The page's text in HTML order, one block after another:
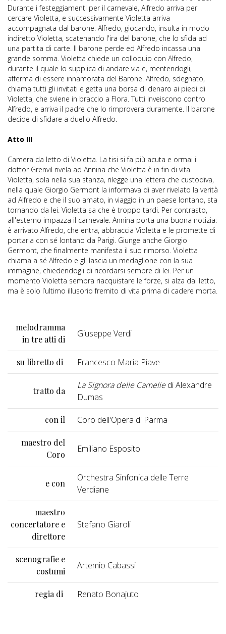
Durante i festeggiamenti per il carnevale, Alfredo arriva per
cercare Violetta, e successivamente Violetta arriva
accompagnata dal barone. Alfredo, giocando, insulta in modo
indiretto Violetta, scatenando l'ira del barone, che lo sfida ad
una partita di carte. Il barone perde ed Alfredo incassa una
grande somma. Violetta chiede un colloquio con Alfredo,
durante il quale lo supplica di andare via e, mentendogli,
afferma di essere innamorata del Barone. Alfredo, sdegnato,
chiama tutti gli invitati e getta una borsa di denaro ai piedi di
Violetta, che sviene in braccio a Flora. Tutti inveiscono contro
Alfredo, e arriva il padre che lo rimprovera duramente. Il barone
decide di sfidare a duello Alfredo.
Atto III
Camera da letto di Violetta. La tisi si fa più acuta e ormai il
dottor Grenvil rivela ad Annina che Violetta è in fin di vita.
Violetta, sola nella sua stanza, rilegge una lettera che custodiva,
nella quale Giorgio Germont la informava di aver rivelato la verità
ad Alfredo e che il suo amato, in viaggio in un paese lontano, sta
tornando da lei. Violetta sa che è troppo tardi. Per contrasto,
all'esterno impazza il carnevale. Annina porta una buona notizia:
è arrivato Alfredo, che entra, abbraccia Violetta e le promette di
portarla con sé lontano da Parigi. Giunge anche Giorgio
Germont, che finalmente manifesta il suo rimorso. Violetta
chiama a sé Alfredo e gli lascia un medaglione con la sua
immagine, chiedendogli di ricordarsi sempre di lei. Per un
momento Violetta sembra riacquistare le forze, si alza dal letto,
ma è solo l’ultimo illusorio fremito di vita prima di cadere morta.
melodramma
in tre atti di
Giuseppe Verdi
su libretto di Francesco Maria Piave
tratto da
La Signora delle Cameliedi Alexandre
Dumas
con il Coro dell'Opera di Parma
maestro del
Coro
Emiliano Esposito
e con
Orchestra Sinfonica delle Terre
Verdiane
maestro
concertatore e
direttore
Stefano Giaroli
scenografie e
costumi
Artemio Cabassi
regia di Renato Bonajuto